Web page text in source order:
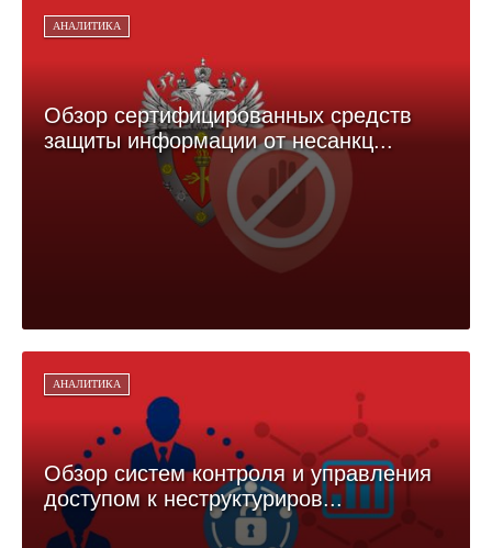
АНАЛИТИКА
Обзор сертифицированных средств
защиты информации от несанкц...
АНАЛИТИКА
Обзор систем контроля и управления
доступом к неструктуриров...